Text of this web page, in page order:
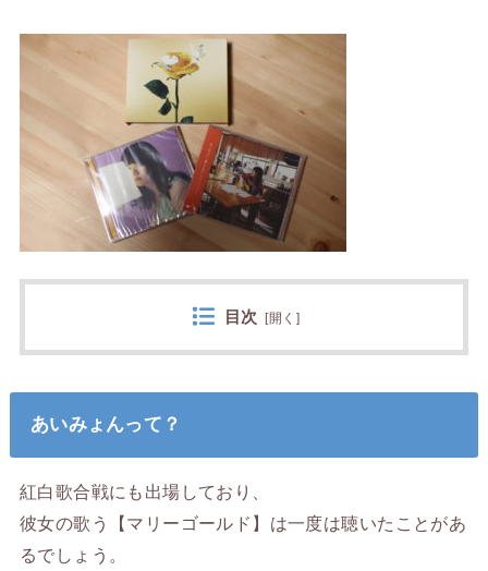
目次 [開く ]
あいみょんって？
紅白歌合戦にも出場しており、
彼女の歌う【マリーゴールド】は一度は聴いたことがあ
るでしょう。